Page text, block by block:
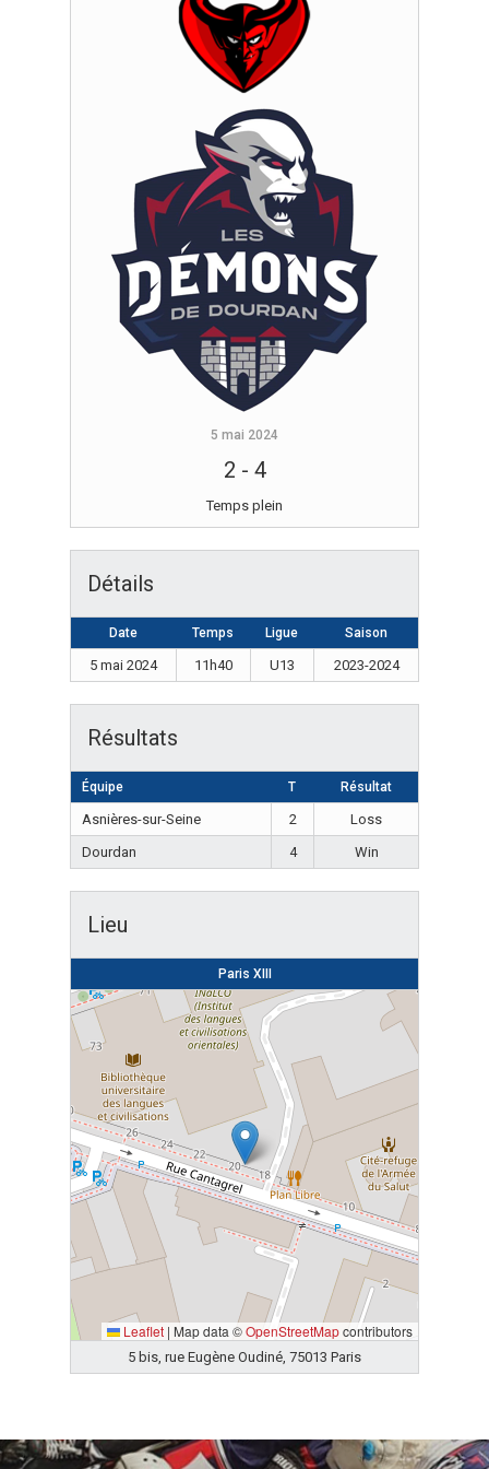
5 mai 2024
2 - 4
Temps plein
Détails
Date Temps Ligue Saison
5 mai 2024 11h40 U13 2023-2024
Résultats
Équipe T Résultat
Asnières-sur-Seine 2
Loss
Dourdan
4 Win
Lieu
Paris XIII
Leaflet | Map data ©OpenStreetMapcontributors
5 bis, rue Eugène Oudiné, 75013 Paris